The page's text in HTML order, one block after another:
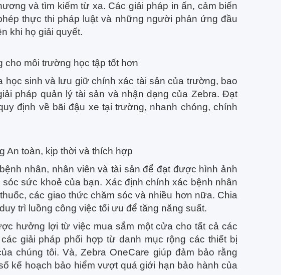
và tìm kiếm từ xa. Các giải pháp in ấn, cảm biến
thực thi pháp luật và những người phản ứng đầu
khi họ giải quyết.
cho môi trường học tập tốt hơn
học sinh và lưu giữ chính xác tài sản của trường, bao
pháp quản lý tài sản và nhận dạng của Zebra. Đạt
định về bãi đậu xe tại trường, nhanh chóng, chính
An toàn, kịp thời và thích hợp
nhân, nhân viên và tài sản để đạt được hình ảnh
sức khoẻ của bạn. Xác định chính xác bệnh nhân
các giao thức chăm sóc và nhiều hơn nữa. Chia
trì luồng công việc tối ưu để tăng năng suất.
hưởng lợi từ việc mua sắm một cửa cho tất cả các
giải pháp phối hợp từ danh mục rộng các thiết bị
chúng tôi. Và, Zebra OneCare giúp đảm bảo rằng
kế hoạch bảo hiểm vượt quá giới hạn bảo hành của